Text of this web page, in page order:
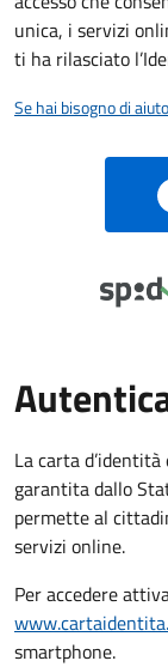
unica, i servizi
ti ha rilasciato
Se hai bisogno di
La carta
garantita dallo
permette al
servizi online.
Per accedere
smartphone.